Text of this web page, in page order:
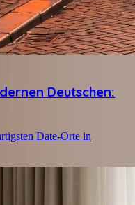
Deutschen:
Date-Orte in